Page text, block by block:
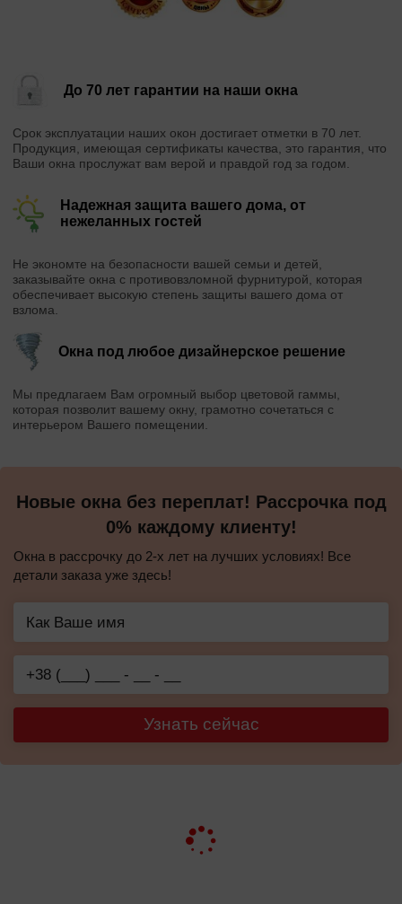
До 70 лет гарантии на наши окна
Срок эксплуатации наших окон достигает отметки в 70 лет.
Продукция, имеющая сертификаты качества, это гарантия, что
Ваши окна прослужат вам верой и правдой год за годом.
Надежная защита вашего дома, от
нежеланных гостей
Не экономте на безопасности вашей семьи и детей,
заказывайте окна с противовзломной фурнитурой, которая
обеспечивает высокую степень защиты вашего дома от
взлома.
Окна под любое дизайнерское решение
Мы предлагаем Вам огромный выбор цветовой гаммы,
которая позволит вашему окну, грамотно сочетаться с
интерьером Вашего помещении.
Новые окна без переплат! Рассрочка под
0% каждому клиенту!
Окна в рассрочку до 2-х лет на лучших условиях! Все
детали заказа уже здесь!
Узнать сейчас